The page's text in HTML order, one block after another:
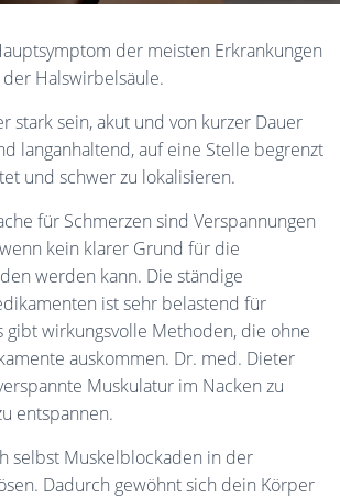
der meisten Erkrankungen
Halswirbelsäule.
stark sein, akut und von kurzer Dauer
langanhaltend, auf eine Stelle begrenzt
und schwer zu lokalisieren.
für Schmerzen sind Verspannungen
kein klarer Grund für die
werden kann. Die ständige
ist sehr belastend für
gibt wirkungsvolle Methoden, die ohne
auskommen. Dr. med. Dieter
Muskulatur im Nacken zu
entspannen.
selbst Muskelblockaden in der
Dadurch gewöhnt sich dein Körper